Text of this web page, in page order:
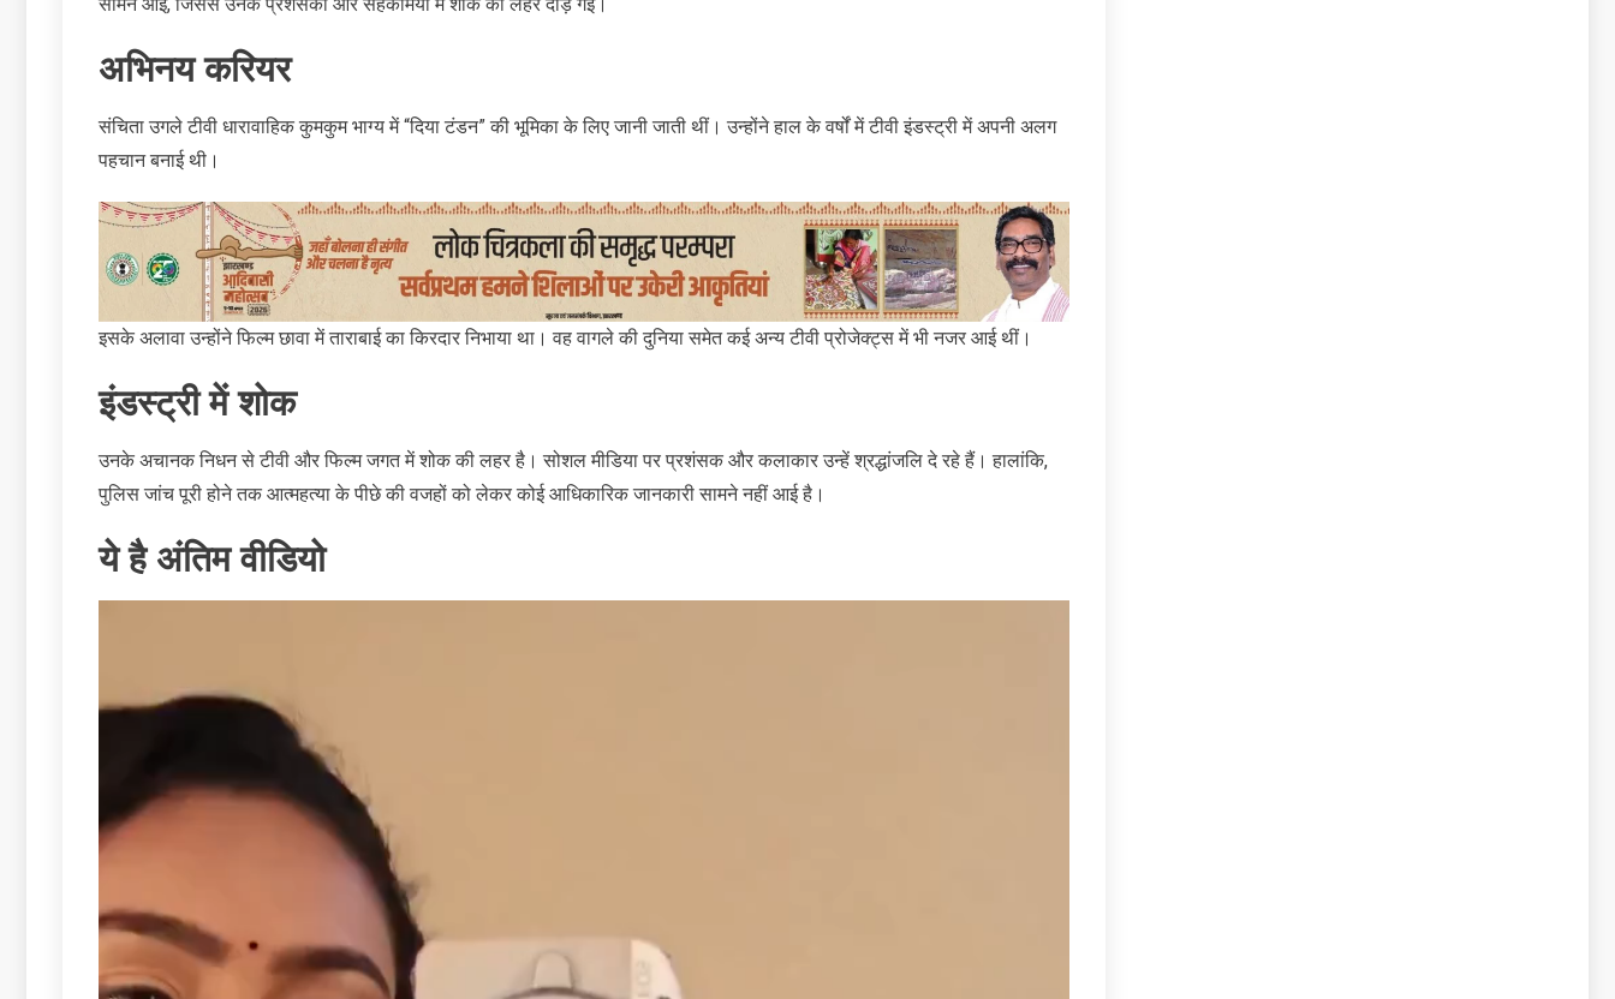
सामने आई, जिससे उनके प्रशंसकों और सहकर्मियों में शोक की लहर दौड़ गई।
अभिनय करियर
संचिता उगले टीवी धारावाहिक कुमकुम भाग्‍य में “दिया टंडन” की भूमिका के लिए जानी जाती थीं। उन्होंने हाल के वर्षों में टीवी इंडस्ट्री में अपनी अलग
पहचान बनाई थी।
इसके अलावा उन्होंने फिल्म छावा में ताराबाई का किरदार निभाया था। वह वागले की दुनिया समेत कई अन्य टीवी प्रोजेक्ट्स में भी नजर आई थीं।
इंडस्ट्री में शोक
उनके अचानक निधन से टीवी और फिल्म जगत में शोक की लहर है। सोशल मीडिया पर प्रशंसक और कलाकार उन्हें श्रद्धांजलि दे रहे हैं। हालांकि,
पुलिस जांच पूरी होने तक आत्महत्या के पीछे की वजहों को लेकर कोई आधिकारिक जानकारी सामने नहीं आई है।
ये है अंतिम वीडियो